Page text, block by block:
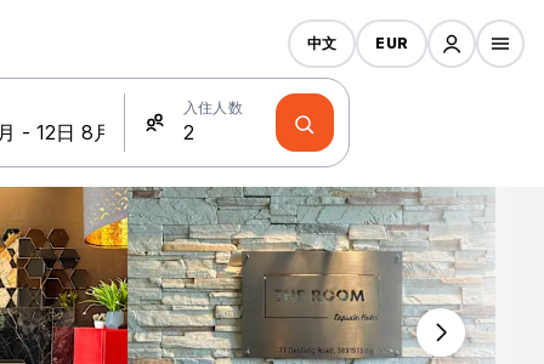
入住人数
中文 EUR